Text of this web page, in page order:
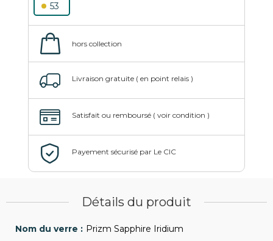
53
Détails du produit
Prizm Sapphire Iridium